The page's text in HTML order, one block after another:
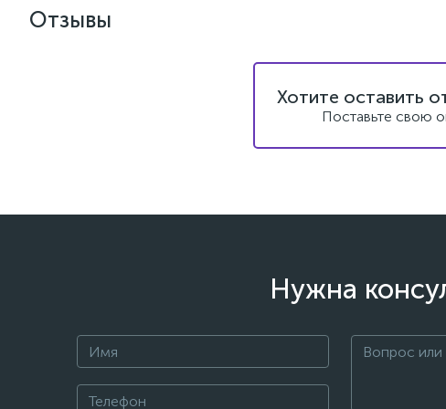
Отзывы
Хотите оставить
Поставьте свою
Нужна